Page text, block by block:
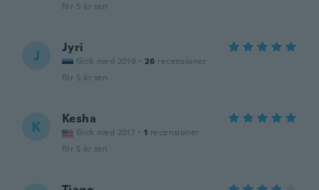
för 5 år sen
J Jyri
Gick med 2019 · 26 recensioner
för 5 år sen
K Kesha
Gick med 2017 · 1 recensioner
för 5 år sen